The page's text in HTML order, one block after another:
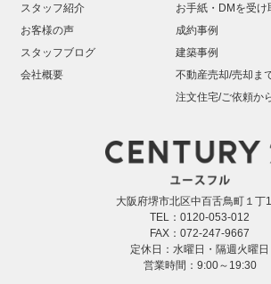
スタッフ紹介
お客様の声
スタッフブログ
会社概要
お手紙・DMを受
成約事例
建築事例
不動産売却/売却ま
注文住宅/ご依頼か
大阪府堺市北区中百舌鳥町１丁
TEL：0120-053-012
FAX：072-247-9667
定休日：水曜日・隔週火曜日
営業時間：9:00～19:30